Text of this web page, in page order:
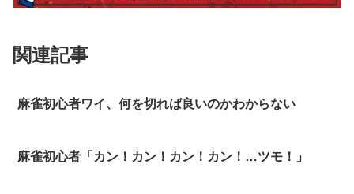
関連記事
麻雀初心者ワイ、何を切れば良いのかわからない
麻雀初心者「カン！カン！カン！カン！…ツモ！」